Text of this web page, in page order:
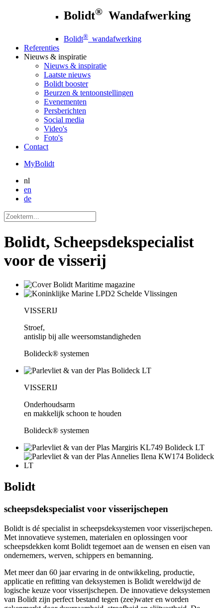
Bolidt® Wandafwerking
Bolidt® wandafwerking
Referenties
Nieuws & inspiratie
Nieuws & inspiratie
Laatste nieuws
Bolidt booster
Beurzen & tentoonstellingen
Evenementen
Persberichten
Social media
Video's
Foto's
Contact
MyBolidt
nl
en
de
Bolidt, Scheepsdekspecialist
voor de visserij
VISSERIJ
Stroef,
antislip bij alle weersomstandigheden
Bolideck® systemen
VISSERIJ
Onderhoudsarm
en makkelijk schoon te houden
Bolideck® systemen
Bolidt
scheepsdekspecialist voor visserijschepen
Bolidt is dé specialist in scheepsdeksystemen voor visserijschepen.
Met innovatieve systemen, materialen en oplossingen voor
scheepsdekken komt Bolidt tegemoet aan de wensen en eisen van
ondernemers, werven, schippers en bemanning.
Met meer dan 60 jaar ervaring in de ontwikkeling, productie,
applicatie en refitting van deksystemen is Bolidt wereldwijd de
logische keuze voor visserijschepen. De innovatieve deksystemen
van Bolidt zijn perfect bestand tegen (zee)water en worden